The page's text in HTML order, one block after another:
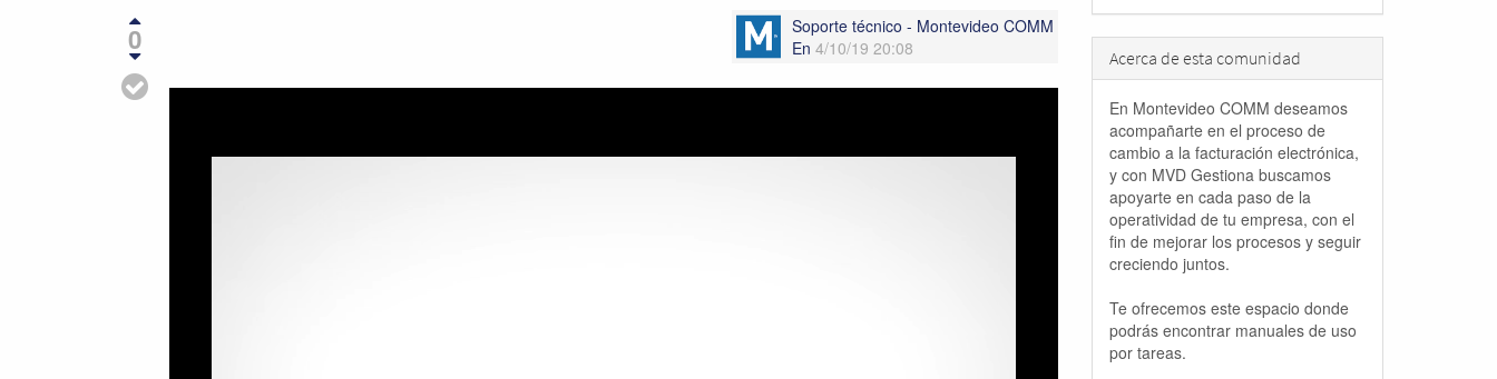
0
Soporte técnico - Montevideo COMM
En 4/10/19 20:08 Acerca de esta comunidad
En Montevideo COMM deseamos
acompañarte en el proceso de
cambio a la facturación electrónica,
y con MVD Gestiona buscamos
apoyarte en cada paso de la
operatividad de tu empresa, con el
fin de mejorar los procesos y seguir
creciendo juntos.
Te ofrecemos este espacio donde
podrás encontrar manuales de uso
por tareas.